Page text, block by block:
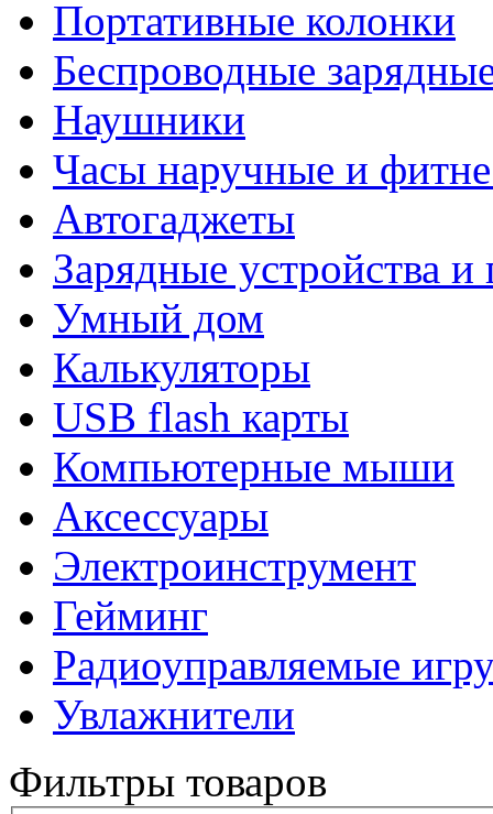
Портативные колонки
Беспроводные
Наушники
Часы наручные и
Автогаджеты
Зарядные устройства
Умный дом
Калькуляторы
USB flash карты
Компьютерные мыши
Аксессуары
Электроинструмент
Гейминг
Радиоуправляемые
Увлажнители
Фильтры товаров